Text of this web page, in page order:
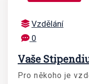
Vzdělání
0
Vaše
Pro někoho je